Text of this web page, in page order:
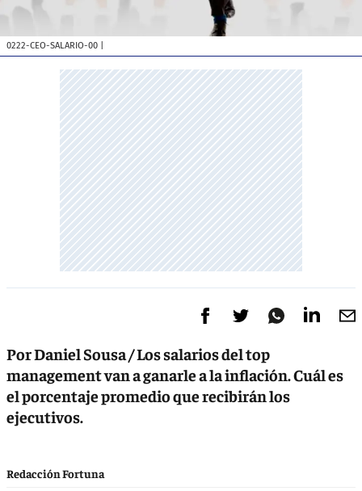
0222-CEO-SALARIO-00
Por Daniel Sousa / Los salarios del top
management van a ganarle a la inflación. Cuál es
el porcentaje promedio que recibirán los
ejecutivos.
Redacción Fortuna